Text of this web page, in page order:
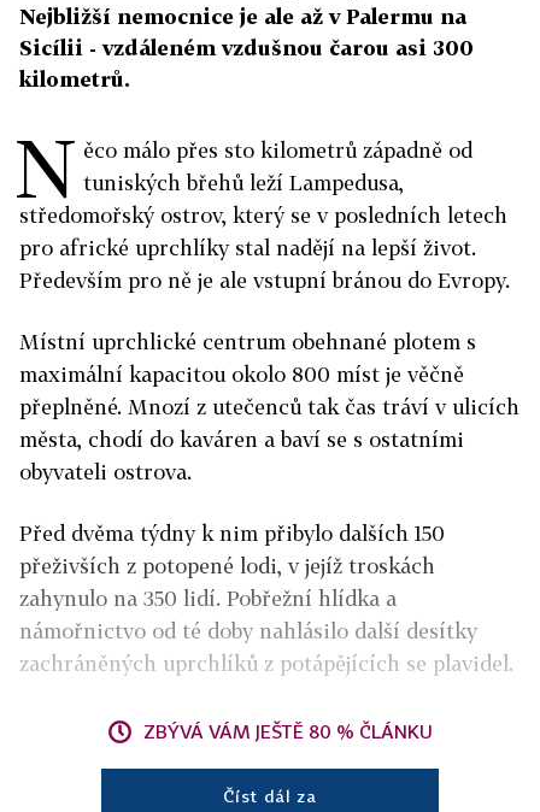
Nejbližší nemocnice je ale až v Palermu na
Sicílii - vzdáleném vzdušnou čarou asi 300
kilometrů.
N ěco málo přes sto kilometrů západně od
tuniských břehů leží Lampedusa,
středomořský ostrov, který se v posledních letech
pro africké uprchlíky stal nadějí na lepší život.
Především pro ně je ale vstupní bránou do Evropy.
Místní uprchlické centrum obehnané plotem s
maximální kapacitou okolo 800 míst je věčně
přeplněné. Mnozí z utečenců tak čas tráví v ulicích
města, chodí do kaváren a baví se s ostatními
obyvateli ostrova.
Před dvěma týdny k nim přibylo dalších 150
přeživších z potopené lodi, v jejíž troskách
zahynulo na 350 lidí. Pobřežní hlídka a
námořnictvo od té doby nahlásilo další desítky
zachráněných uprchlíků z potápějících se plavidel.
ZBÝVÁ VÁM JEŠTĚ 80 % ČLÁNKU
Číst dál za